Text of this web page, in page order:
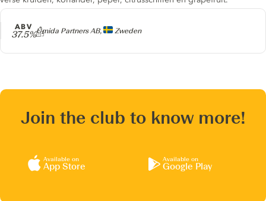
Producer
Umida Partners AB, Zweden
ABV
37.5%
Join the club to know more!
Available on
App Store
Available on
Google Play